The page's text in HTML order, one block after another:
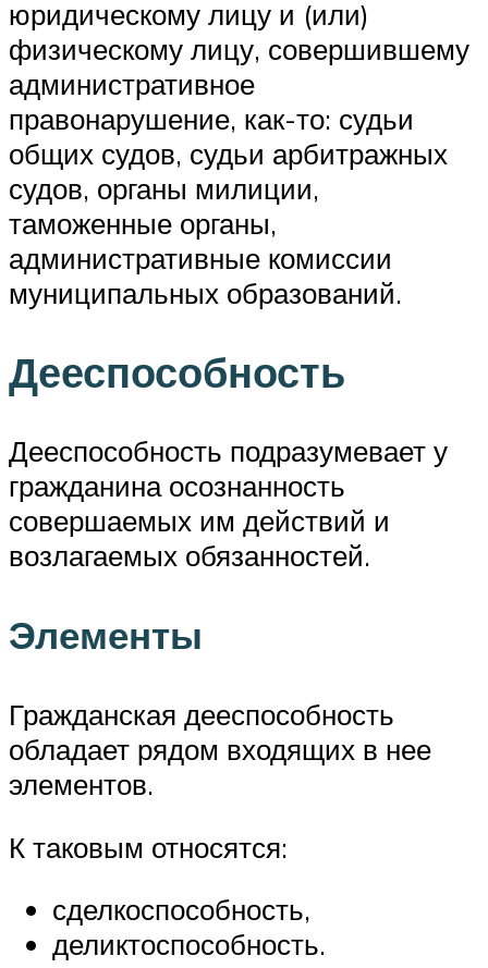
юридическому лицу и (или)
физическому лицу, совершившему
административное
правонарушение, как-то: судьи
общих судов, судьи арбитражных
судов, органы милиции,
таможенные органы,
административные комиссии
муниципальных образований.
Дееспособность
Дееспособность подразумевает у
гражданина осознанность
совершаемых им действий и
возлагаемых обязанностей.
Элементы
Гражданская дееспособность
обладает рядом входящих в нее
элементов.
К таковым относятся:
сделкоспособность,
деликтоспособность.